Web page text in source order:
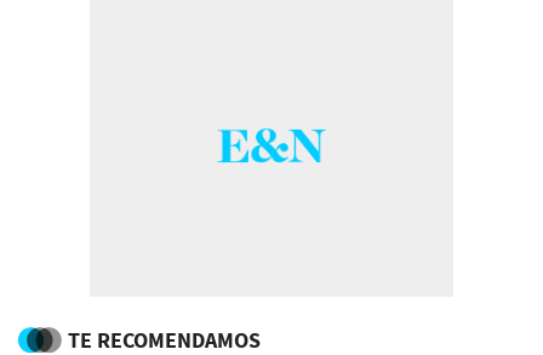
TE RECOMENDAMOS